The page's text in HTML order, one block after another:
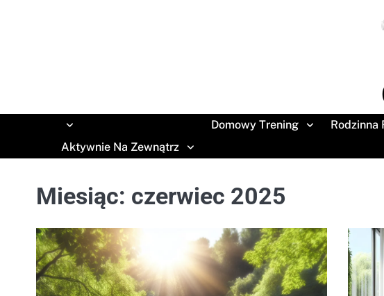
Aktywnie Na Zewnątrz
Domowy Trening Rodzinna
Miesiąc: czerwiec 2025